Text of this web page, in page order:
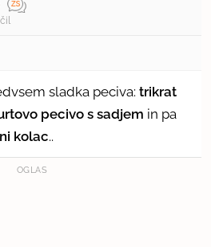
sladka peciva: trikrat
pecivo s sadjem in pa
kolac..
OGLAS